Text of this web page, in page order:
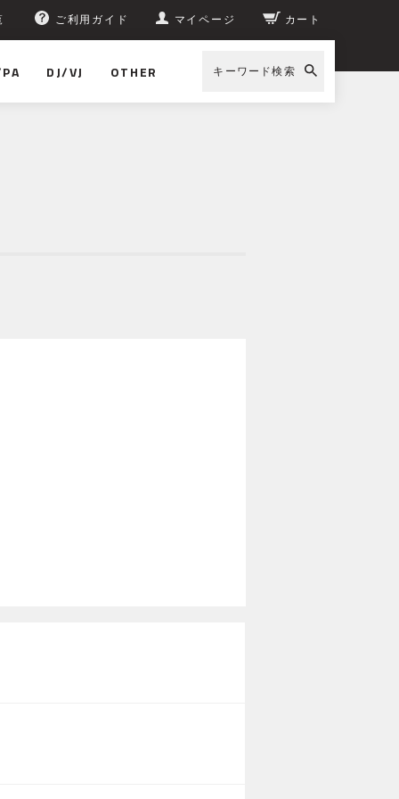
ご利用ガイド マイページ カート
DJ/VJ OTHER キーワード検索